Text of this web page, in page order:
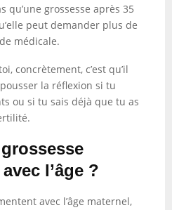
qu’une grossesse après 35
peut demander plus de
médicale.
concrètement, c’est qu’il
la réflexion si tu
ou si tu sais déjà que tu as
l’âge ?
avec l’âge maternel,